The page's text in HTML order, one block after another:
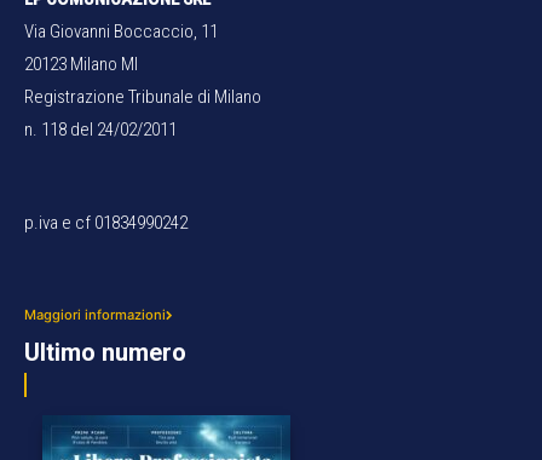
Via Giovanni Boccaccio, 11
20123 Milano MI
Registrazione Tribunale di Milano
n. 118 del 24/02/2011
p.iva e cf 01834990242
Maggiori informazioni
Ultimo numero